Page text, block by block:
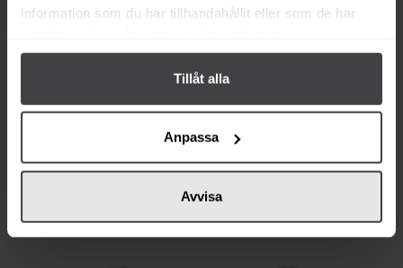
information som du har tillhandahållit eller som de har
Tillåt alla
Anpassa
Avvisa
MR Cake Kolasås Vanilj 250ml
Köp
59 kr
Kouvolan Lakritsi Lakritspulver
Köp